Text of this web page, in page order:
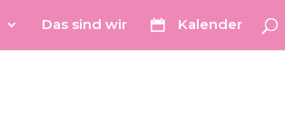
Das sind wir Kalender